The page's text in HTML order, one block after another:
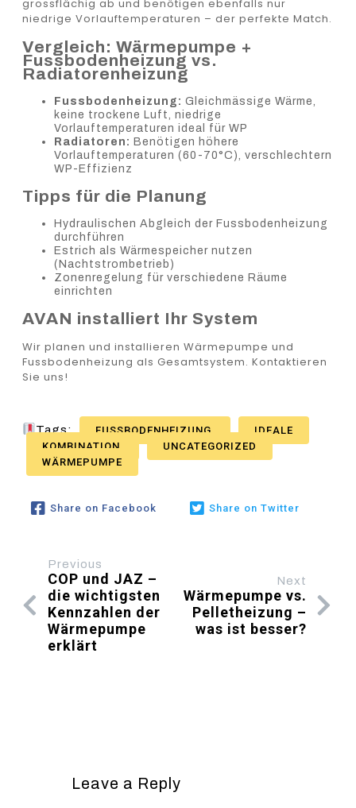
grossflächig ab und benötigen ebenfalls nur
niedrige Vorlauftemperaturen – der perfekte Match.
Vergleich: Wärmepumpe +
Fussbodenheizung vs.
Radiatorenheizung
Fussbodenheizung: Gleichmässige Wärme,
keine trockene Luft, niedrige
Vorlauftemperaturen ideal für WP
Radiatoren: Benötigen höhere
Vorlauftemperaturen (60-70°C), verschlechtern
WP-Effizienz
Tipps für die Planung
Hydraulischen Abgleich der Fussbodenheizung
durchführen
Estrich als Wärmespeicher nutzen
(Nachtstrombetrieb)
Zonenregelung für verschiedene Räume
einrichten
AVAN installiert Ihr System
Wir planen und installieren Wärmepumpe und
Fussbodenheizung als Gesamtsystem. Kontaktieren
Sie uns!
Tags: FUSSBODENHEIZUNG
IDEALE
KOMBINATION
UNCATEGORIZED
WÄRMEPUMPE
Share on Facebook Share on Twitter
Previous
COP und JAZ –
die wichtigsten
Kennzahlen der
Wärmepumpe
erklärt
Next
Wärmepumpe vs.
Pelletheizung –
was ist besser?
Leave a Reply